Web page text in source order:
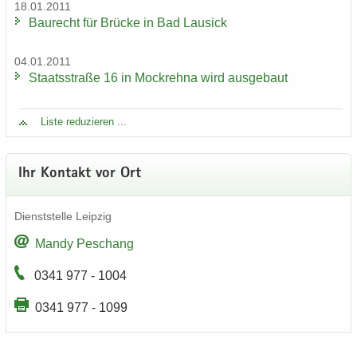
18.01.2011
Bau­recht für Brü­cke in Bad Lau­sick
04.01.2011
Staats­stra­ße 16 in Mock­reh­na wird aus­ge­baut
Liste re­du­zie­ren ...
Ihr Kon­takt vor Ort
Dienst­stel­le Leip­zig
Mandy Peschang
0341 977 - 1004
0341 977 - 1099